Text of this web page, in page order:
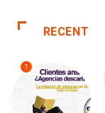
RECENT
1